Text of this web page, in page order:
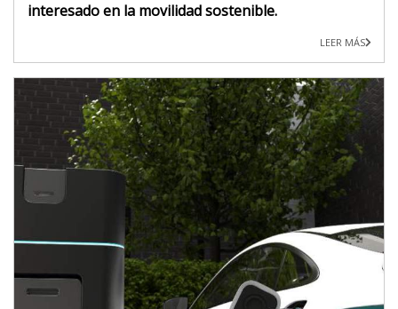
interesado en la movilidad sostenible.
LEER MÁS